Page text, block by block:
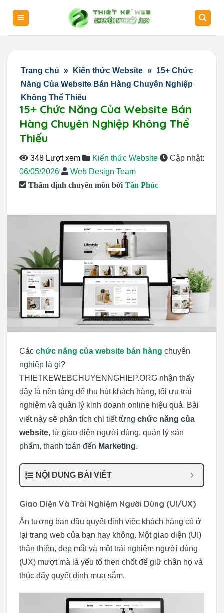
content
Trang chủ » Kiến thức Website » 15+ Chức
Năng Của Website Bán Hàng Chuyên Nghiệp
Không Thể Thiếu
15+ Chức Năng Của Website Bán
Hàng Chuyên Nghiệp Không Thể
Thiếu
348 Lượt xem Kiến thức Website
Cập nhật:
06/05/2026
Web Design Team
Thẩm định chuyên môn bởi Tấn Phúc
Các chức năng của website bán hàng chuyên
nghiệp là gì?
THIETKEWEBCHUYENNGHIEP.ORG nhận thấy
đây là nền tảng để thu hút khách hàng, tối ưu trải
nghiệm và quản lý kinh doanh online hiệu quả. Bài
viết này sẽ phân tích chi tiết từng chức năng của
website, từ giao diện người dùng, quản lý sản
phẩm, thanh toán đến Marketing.
NỘI DUNG BÀI VIẾT
Giao Diện Và Trải Nghiệm Người Dùng (UI/UX)
Ấn tượng ban đầu quyết định việc khách hàng có ở
lại trang web của bạn hay không. Một giao diện (UI)
thân thiện, đẹp mắt và một trải nghiệm người dùng
(UX) mượt mà là yếu tố then chốt để giữ chân họ và
thúc đẩy quyết định mua sắm.